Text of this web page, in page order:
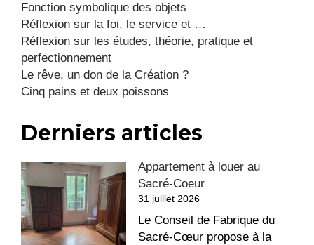
Fonction symbolique des objets
Réflexion sur la foi, le service et …
Réflexion sur les études, théorie, pratique et
perfectionnement
Le rêve, un don de la Création ?
Cinq pains et deux poissons
Derniers articles
Appartement à louer au
Sacré-Coeur
31 juillet 2026
Le Conseil de Fabrique du
Sacré-Cœur propose à la